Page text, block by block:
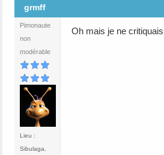
grmff
Pimonaute
non
modérable
Lieu :
Sibulaga,
Oh mais je ne